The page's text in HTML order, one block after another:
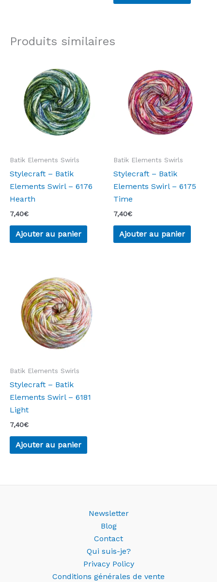
Produits similaires
Batik Elements Swirls
Stylecraft – Batik
Elements Swirl – 6176
Hearth
7,40€
Ajouter au panier
Batik Elements Swirls
Stylecraft – Batik
Elements Swirl – 6175
Time
7,40€
Ajouter au panier
Batik Elements Swirls
Stylecraft – Batik
Elements Swirl – 6181
Light
7,40€
Ajouter au panier
Newsletter
Blog
Contact
Qui suis-je?
Privacy Policy
Conditions générales de vente